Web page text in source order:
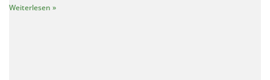
Weiterlesen »